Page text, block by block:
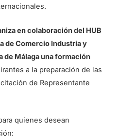
en colaboración del HUB
de Comercio Industria y
de Málaga una formación
a la preparación de las
de Representante
quienes desean